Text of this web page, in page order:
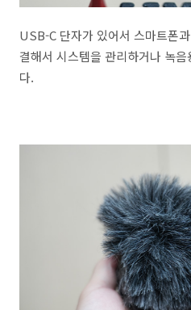
USB-C 단자가 있어서 스마트폰
결해서 시스템을 관리하거나 녹
다.